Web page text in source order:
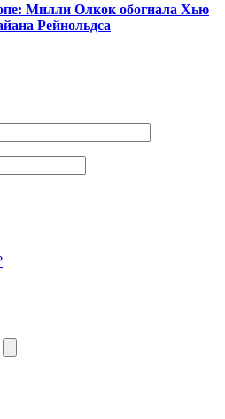
Милли Олкок обогнала Хью
Рейнольдса